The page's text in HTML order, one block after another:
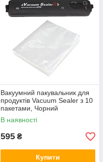
Вакуумний пакувальник для
продуктів Vacuum Sealer з 10
пакетами, Чорний
В наявності
595 ₴
Купити